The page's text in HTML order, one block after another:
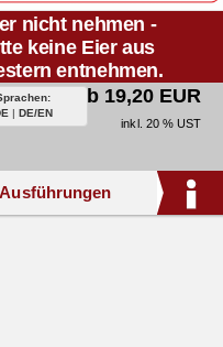
nicht nehmen -
keine Eier aus
entnehmen.
| DE/EN
ab 19,20 EUR
inkl. 20 % UST
Ausführungen